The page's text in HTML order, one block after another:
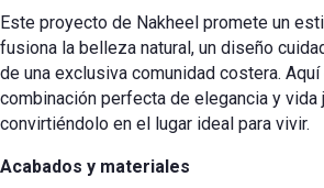
Este proyecto de Nakheel promete un
fusiona la belleza natural, un diseño
de una exclusiva comunidad costera.
combinación perfecta de elegancia y vida
convirtiéndolo en el lugar ideal para vivir.
Acabados y materiales